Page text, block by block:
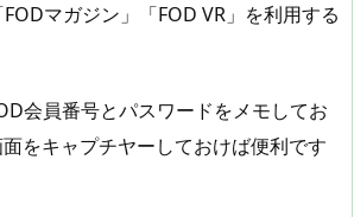
マガジン」「FOD VR」を利用する
会員番号とパスワードをメモしてお
をキャプチヤーしておけば便利です